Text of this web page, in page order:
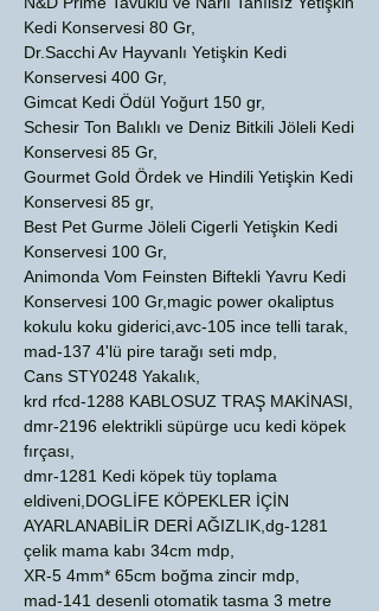
Kedi Konservesi 80 Gr,
Dr.Sacchi Av Hayvanlı Yetişkin Kedi
Konservesi 400 Gr,
Gimcat Kedi Ödül Yoğurt 150 gr,
Schesir Ton Balıklı ve Deniz Bitkili Jöleli Kedi
Konservesi 85 Gr,
Gourmet Gold Ördek ve Hindili Yetişkin Kedi
Konservesi 85 gr,
Best Pet Gurme Jöleli Cigerli Yetişkin Kedi
Konservesi 100 Gr,
Animonda Vom Feinsten Biftekli Yavru Kedi
Konservesi 100 Gr,magic power okaliptus
kokulu koku giderici,avc-105 ince telli tarak,
mad-137 4'lü pire tarağı seti mdp,
Cans STY0248 Yakalık,
krd rfcd-1288 KABLOSUZ TRAŞ MAKİNASI,
dmr-2196 elektrikli süpürge ucu kedi köpek
fırçası,
dmr-1281 Kedi köpek tüy toplama
eldiveni,DOGLİFE KÖPEKLER İÇİN
AYARLANABİLİR DERİ AĞIZLIK,dg-1281
çelik mama kabı 34cm mdp,
XR-5 4mm* 65cm boğma zincir mdp,
mad-141 desenli otomatik tasma 3 metre